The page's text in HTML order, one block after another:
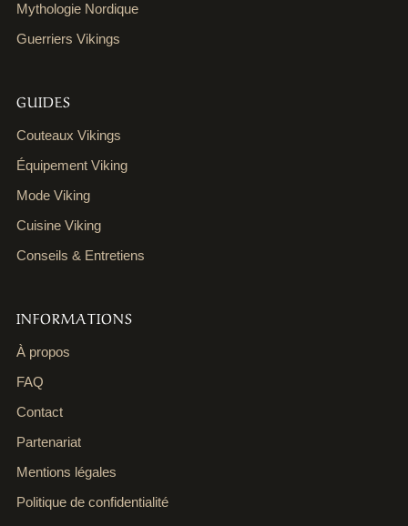
Mythologie Nordique
Guerriers Vikings
GUIDES
Couteaux Vikings
Équipement Viking
Mode Viking
Cuisine Viking
Conseils & Entretiens
INFORMATIONS
À propos
FAQ
Contact
Partenariat
Mentions légales
Politique de confidentialité